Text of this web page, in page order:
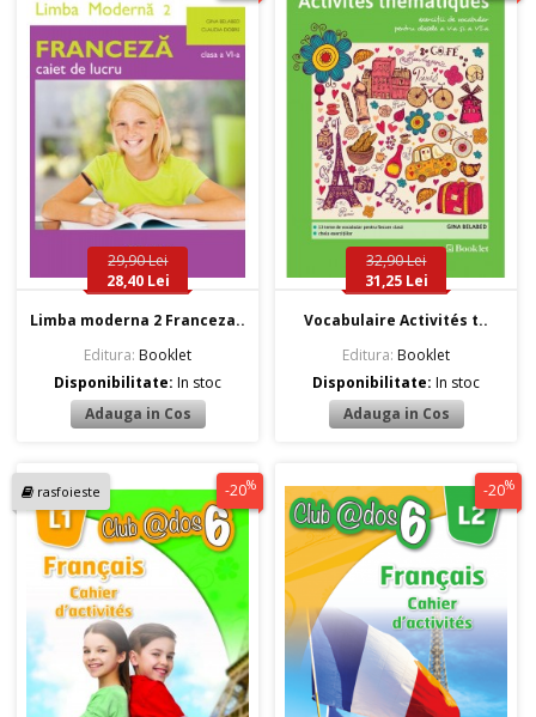
29,90 Lei
28,40 Lei
Limba moderna 2 Franceza..
Editura: Booklet
Disponibilitate:In stoc
32,90 Lei
31,25 Lei
Vocabulaire Activités t..
Editura: Booklet
Disponibilitate:In stoc
rasfoieste -20% -20%